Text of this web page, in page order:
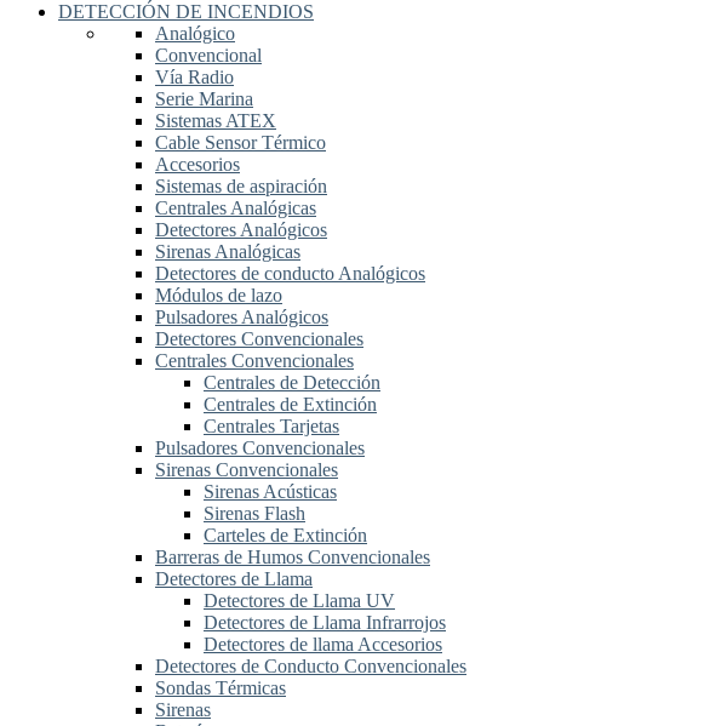
DETECCIÓN DE INCENDIOS
Analógico
Convencional
Vía Radio
Serie Marina
Sistemas ATEX
Cable Sensor Térmico
Accesorios
Sistemas de aspiración
Centrales Analógicas
Detectores Analógicos
Sirenas Analógicas
Detectores de conducto Analógicos
Módulos de lazo
Pulsadores Analógicos
Detectores Convencionales
Centrales Convencionales
Centrales de Detección
Centrales de Extinción
Centrales Tarjetas
Pulsadores Convencionales
Sirenas Convencionales
Sirenas Acústicas
Sirenas Flash
Carteles de Extinción
Barreras de Humos Convencionales
Detectores de Llama
Detectores de Llama UV
Detectores de Llama Infrarrojos
Detectores de llama Accesorios
Detectores de Conducto Convencionales
Sondas Térmicas
Sirenas